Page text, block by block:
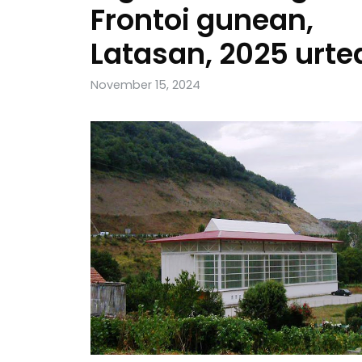
Frontoi gunean,
Latasan, 2025
November 15, 2024